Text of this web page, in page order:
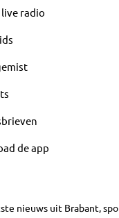
radio
de app
nieuws uit Brabant,